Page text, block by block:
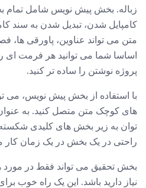
زباله. بخش پیش نویس شامل
کامپایل شدن، تبدیل شدن به
متن می تواند عناوین، پاورقی ها،
اساسا شما می توانید هر فرمت ای
پروژه نوشتن را ساده تر کنید.
با استفاده از بخش پیش نویس، می
های کوچک متن متصل کنید. به
توان به زیر بخش های کلیدی
راحتی در یک بخش در یک زمان کار
بخش تحقیق می تواند فقط در مورد
نیاز دارید باشد. این یک راه خوب